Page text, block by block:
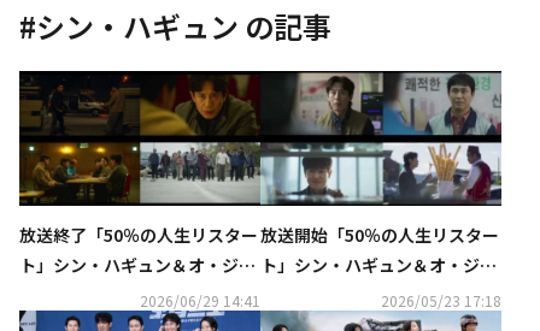
#シン・ハギュン の記事
放送終了「50％の人生リスター
ト」シン・ハギュン＆オ・ジョ
ンセ＆ホ・ソンテ、最後の任務
の行方は？【ネタバレあり】
2026/06/29 14:41
放送開始「50％の人生リスター
ト」シン・ハギュン＆オ・ジョ
ンセ＆ホ・ソンテの関係に注目
【ネタバレあり】
2026/05/23 17:18